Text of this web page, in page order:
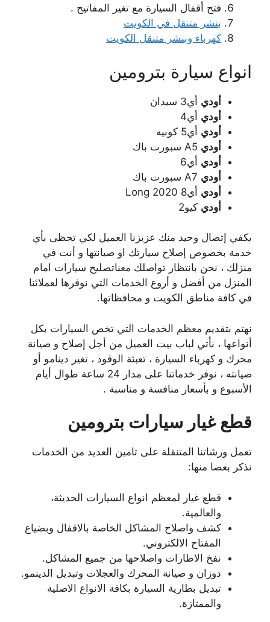
فتح أقفال السيارة مع تغير المفاتيح .
بنشر متنقل في الكويت
كهرباء وبنشر متنقل الكويت
انواع سيارة بترومين
أودي أي3 سيدان
أودي أي4
أودي أي5 كوبيه
أودي
أودي أي6
أودي
أودي أي8 Long 2020
أودي كيو2
يكفي إتصال وحيد منك عزيزنا العميل لكي تحظى بأي
خدمة بخصوص إصلاح سيارتك او صيانتها و أنت في
منزلك ، نحن بانتظار تواصلك معناتصليح سيارات امام
المنزل من أفضل و أروع الخدمات التي نوفرها لعملائنا
في كافة مناطق الكويت و محافظاتها.
نهتم بتقديم معظم الخدمات التي تخص السيارات بكل
أنواعها ، نأتي لباب بيت العميل من أجل إصلاح و صيانة
محرك و كهرباء السيارة ، تعبئة الوقود ، تغير دينامو أو
صيانته ، نوفر خدماتنا على مدار 24 ساعة طوال أيام
الأسبوع و بأسعار منافسة و مناسبة .
قطع غيار سيارات بترومين
تعمل ورشاتنا المتنقلة على تامين العديد من الخدمات
نذكر بعضا منها:
قطع غيار لمعظم انواع السيارات الحديثة،
والعالمية.
كشف واصلاح المشاكل الخاصة بالاقفال وبضياع
المفتاح الالكتروني.
نفخ الاطارات واصلاحها من جميع المشاكل.
دوزان و صيانة المحرك والعجلات وتبديل الدينمو.
تبديل بطارية السيارة بكافة الانواع الاصلية
والممتازة.